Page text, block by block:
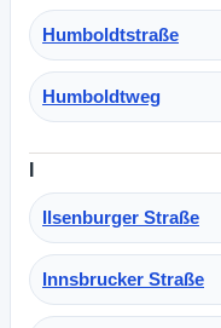
Humboldtstraße
Humboldtweg
Ilsenburger Straße
Innsbrucker Straße